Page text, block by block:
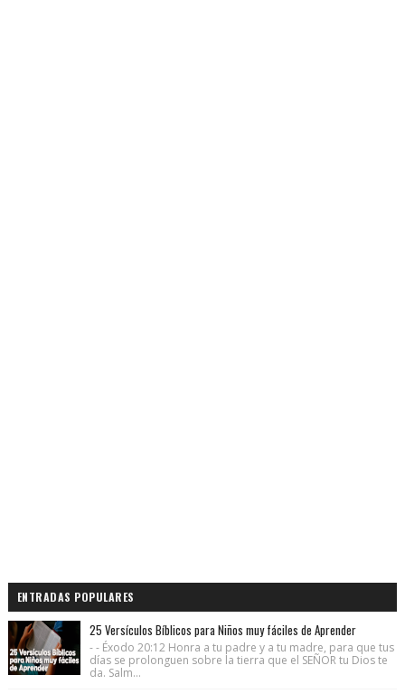
ENTRADAS POPULARES
25 Versículos Bíblicos para Niños muy fáciles de Aprender
- - Éxodo 20:12 Honra a tu padre y a tu madre, para que tus
días se prolonguen sobre la tierra que el SEÑOR tu Dios te
da. Salm...